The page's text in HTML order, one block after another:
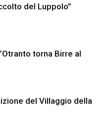
del Luppolo”
torna Birre al
del Villaggio della